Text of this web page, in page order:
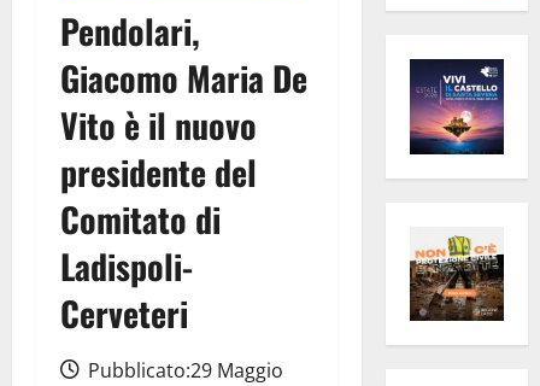
Pendolari,
Giacomo Maria De
Vito è il nuovo
presidente del
Comitato di
Ladispoli-
Cerveteri
Pubblicato:29 Maggio